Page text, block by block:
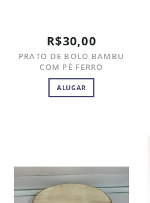
R$30,00
PRATO DE BOLO BAMBU
COM PÉ FERRO
ALUGAR